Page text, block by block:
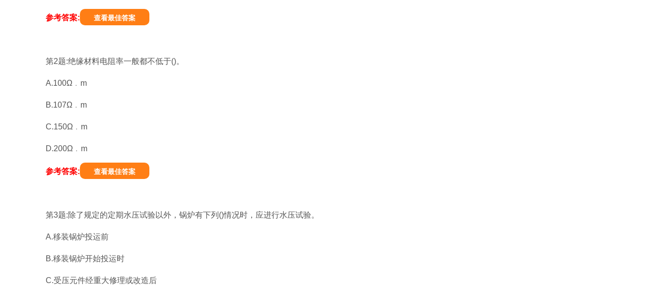
参考答案: 查看最佳答案
第2题:绝缘材料电阻率一般都不低于()。
A.100Ω﹒m
B.107Ω﹒m
C.150Ω﹒m
D.200Ω﹒m
参考答案: 查看最佳答案
第3题:除了规定的定期水压试验以外，锅炉有下列()情况时，应进行水压试验。
A.移装锅炉投运前
B.移装锅炉开始投运时
C.受压元件经重大修理或改造后